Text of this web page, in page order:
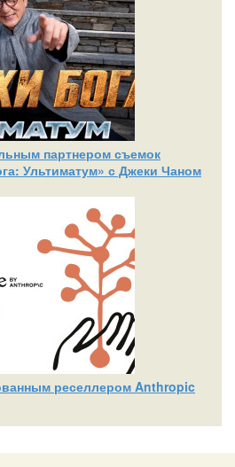
партнером съемок
Ультиматум» с Джеки Чаном
реселлером Anthropic